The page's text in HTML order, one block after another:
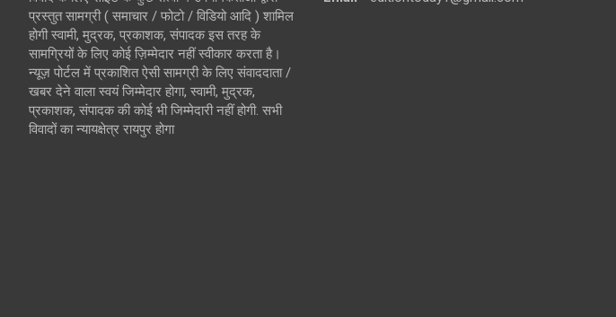
प्रस्तुत सामग्री ( समाचार / फोटो / विडियो आदि ) शामिल
होगी स्वामी, मुद्रक, प्रकाशक, संपादक इस तरह के
सामग्रियों के लिए कोई ज़िम्मेदार नहीं स्वीकार करता है।
न्यूज़ पोर्टल में प्रकाशित ऐसी सामग्री के लिए संवाददाता /
खबर देने वाला स्वयं जिम्मेदार होगा, स्वामी, मुद्रक,
प्रकाशक, संपादक की कोई भी जिम्मेदारी नहीं होगी. सभी
विवादों का न्यायक्षेत्र रायपुर होगा